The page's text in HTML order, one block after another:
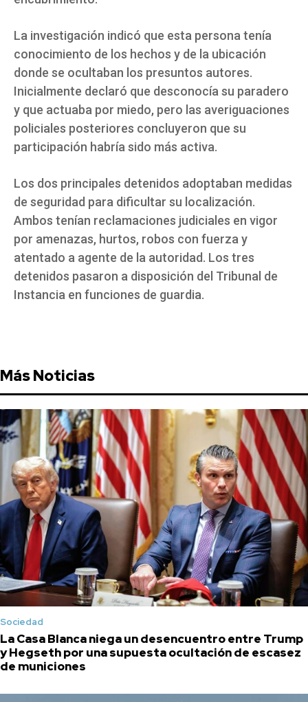
La investigación indicó que esta persona tenía
conocimiento de los hechos y de la ubicación
donde se ocultaban los presuntos autores.
Inicialmente declaró que desconocía su paradero
y que actuaba por miedo, pero las averiguaciones
policiales posteriores concluyeron que su
participación habría sido más activa.
Los dos principales detenidos adoptaban medidas
de seguridad para dificultar su localización.
Ambos tenían reclamaciones judiciales en vigor
por amenazas, hurtos, robos con fuerza y
atentado a agente de la autoridad. Los tres
detenidos pasaron a disposición del Tribunal de
Instancia en funciones de guardia.
Más Noticias
Sociedad
La Casa Blanca niega un desencuentro entre Trump
y Hegseth por una supuesta ocultación de escasez
de municiones